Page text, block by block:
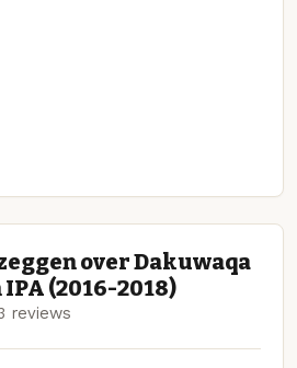
over Dakuwaqa
(2016-2018)
reviews